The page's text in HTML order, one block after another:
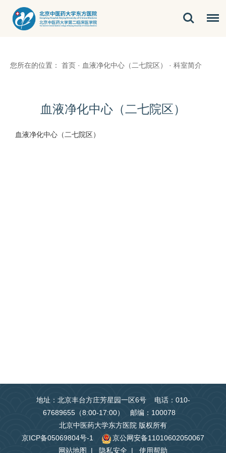
您所在的位置： 首页 · 血液净化中心（二七院区） · 科室简介
血液净化中心（二七院区）
血液净化中心（二七院区）
地址：北京丰台方庄芳星园一区6号 电话：010-
67689655（8:00-17:00） 邮编：100078
北京中医药大学东方医院 版权所有
京ICP备05069804号-1
京公网安备11010602050067
网站地图
| 隐私安全 | 使用帮助